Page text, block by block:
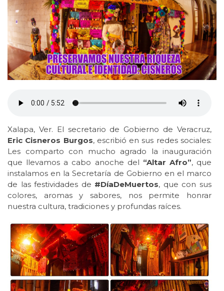
Xalapa, Ver. El secretario de Gobierno de Veracruz,
Eric Cisneros Burgos, escribió en sus redes sociales:
Les comparto con mucho agrado la inauguración
que llevamos a cabo anoche del “Altar Afro”, que
instalamos en la Secretaría de Gobierno en el marco
de las festividades de #DíaDeMuertos, que con sus
colores, aromas y sabores, nos permite honrar
nuestra cultura, tradiciones y profundas raíces.